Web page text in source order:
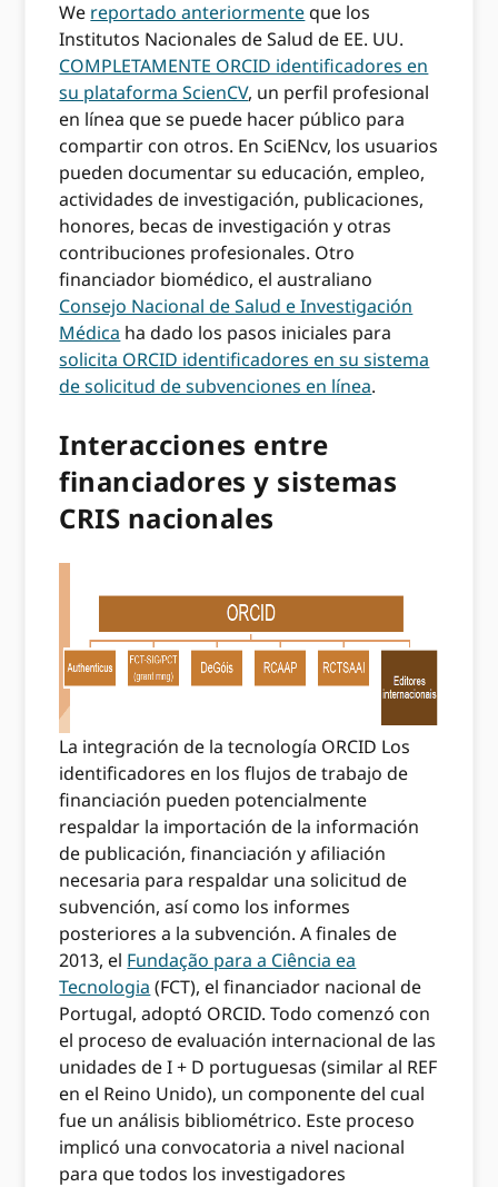
We reportado anteriormenteque los
Institutos Nacionales de Salud de EE. UU.
COMPLETAMENTE ORCID identificadores en
su plataforma ScienCV, un perfil profesional
en línea que se puede hacer público para
compartir con otros. En SciENcv, los usuarios
pueden documentar su educación, empleo,
actividades de investigación, publicaciones,
honores, becas de investigación y otras
contribuciones profesionales. Otro
financiador biomédico, el australiano
Consejo Nacional de Salud e Investigación
Médica ha dado los pasos iniciales para
solicita ORCID identificadores en su sistema
de solicitud de subvenciones en línea.
Interacciones entre
financiadores y sistemas
CRIS nacionales
La integración de la tecnología ORCID Los
identificadores en los flujos de trabajo de
financiación pueden potencialmente
respaldar la importación de la información
de publicación, financiación y afiliación
necesaria para respaldar una solicitud de
subvención, así como los informes
posteriores a la subvención. A finales de
2013, el Fundação para a Ciência ea
Tecnologia (FCT), el financiador nacional de
Portugal, adoptó ORCID. Todo comenzó con
el proceso de evaluación internacional de las
unidades de I + D portuguesas (similar al REF
en el Reino Unido), un componente del cual
fue un análisis bibliométrico. Este proceso
implicó una convocatoria a nivel nacional
para que todos los investigadores